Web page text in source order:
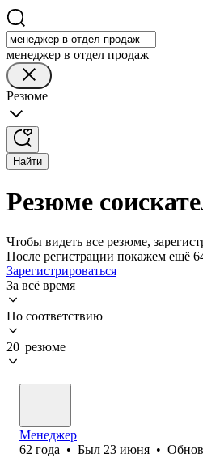
менеджер в отдел продаж
Резюме
Найти
Резюме
Чтобы видеть все резюме,
После регистрации покажем ещё
Зарегистрироваться
За всё время
По соответствию
20 резюме
Менеджер
62 года • Был 23 июня •